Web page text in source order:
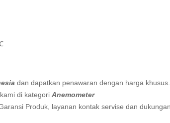
dan dapatkan penawaran dengan harga khusus.
di kategori Anemometer
Produk, layanan kontak servise dan